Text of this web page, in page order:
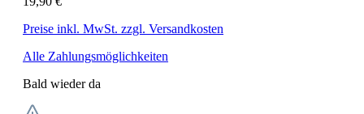
Preise inkl. MwSt. zzgl. Versandkosten
Alle Zahlungsmöglichkeiten
Bald wieder da